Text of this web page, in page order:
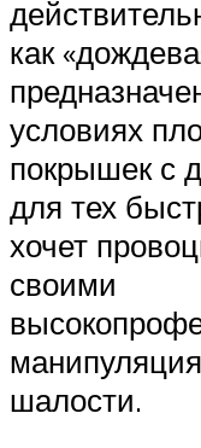
как
условиях
покрышек с
для тех
хочет
своими
шалости.